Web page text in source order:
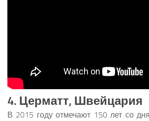
4. Церматт, Швейцария
В 2015 году отмечают 150 лет со